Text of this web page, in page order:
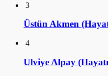
3
Üstün Akmen
4
Ulviye Alpay